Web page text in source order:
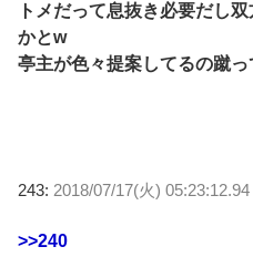
トメだって息抜き必要だし
かとw
亭主が色々提案してるの蹴
243: 2018/07/17(火) 05:23:12.94
>>240